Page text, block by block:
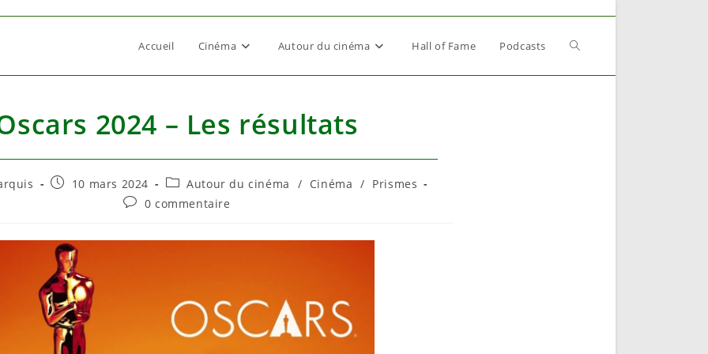
Accueil Cinéma Autour du cinéma Hall of Fame Podcasts Toggle
2024 – Les résultats
Publication
10 mars 2024
Post
category:
Autour du cinéma / Cinéma / Prismes
Commentaires
0 commentaire